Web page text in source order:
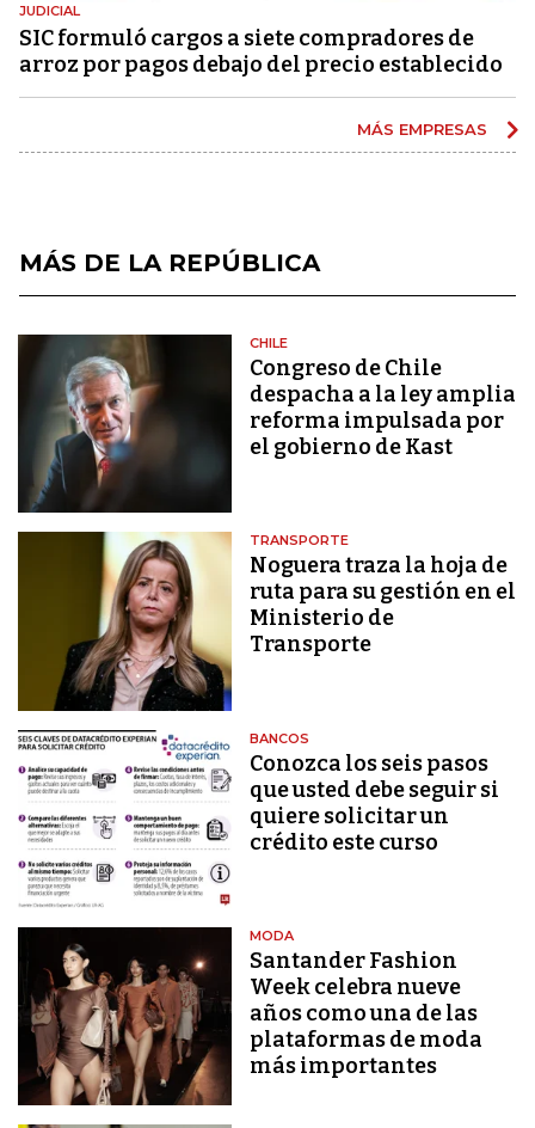
JUDICIAL
SIC formuló cargos a siete compradores de
arroz por pagos debajo del precio establecido
MÁS EMPRESAS
MÁS DE LA REPÚBLICA
CHILE
Congreso de Chile
despacha a la ley amplia
reforma impulsada por
el gobierno de Kast
TRANSPORTE
Noguera traza la hoja de
ruta para su gestión en el
Ministerio de
Transporte
BANCOS
Conozca los seis pasos
que usted debe seguir si
quiere solicitar un
crédito este curso
MODA
Santander Fashion
Week celebra nueve
años como una de las
plataformas de moda
más importantes